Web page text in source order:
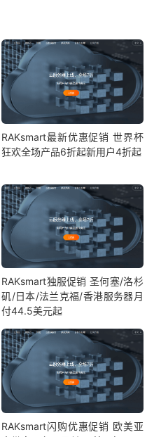
RAKsmart最新优惠促销 世界杯
狂欢全场产品6折起新用户4折起
RAKsmart独服促销 圣何塞/洛杉
矶/日本/法兰克福/香港服务器月
付44.5美元起
RAKsmart闪购优惠促销 欧美亚